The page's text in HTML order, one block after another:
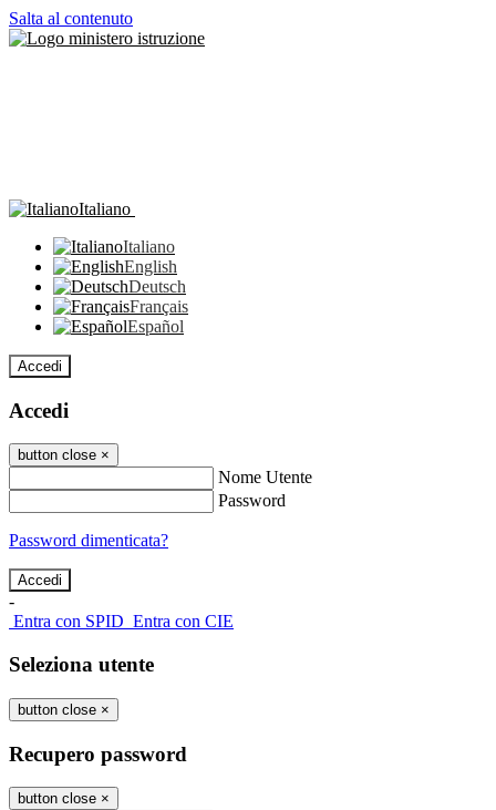
Salta al contenuto
Italiano
Italiano
English
Deutsch
Français
Español
Accedi
Accedi
button close ×
Nome Utente
Password
Password dimenticata?
-
Entra con SPID Entra con CIE
Seleziona utente
button close ×
Recupero password
button close ×